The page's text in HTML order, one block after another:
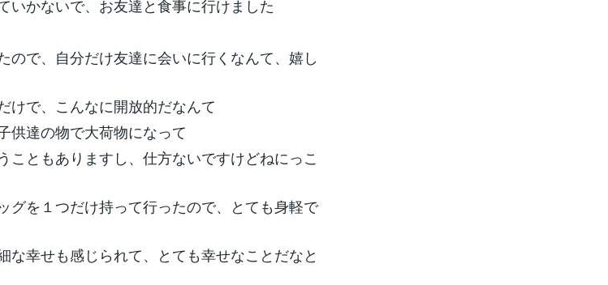
いかないで、お友達と食事に行けました
ので、自分だけ友達に会いに行くなんて、嬉し
けで、こんなに開放的だなんて
供達の物で大荷物になって
こともありますし、仕方ないですけどねにっこ
グを１つだけ持って行ったので、とても身軽で
な幸せも感じられて、とても幸せなことだなと